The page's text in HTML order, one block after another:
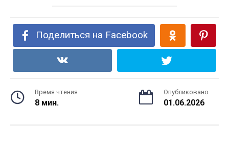
Поделиться на Facebook
Время чтения
8 мин.
Опубликовано
01.06.2026